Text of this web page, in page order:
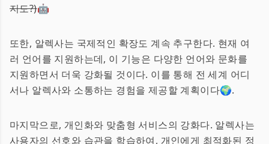
지도?)🤖
또한, 알렉사는 국제적인 확장도 계속 추구한다. 현재 여
러 언어를 지원하는데, 이 기능은 다양한 언어와 문화를
지원하면서 더욱 강화될 것이다. 이를 통해 전 세계 어디
서나 알렉사와 소통하는 경험을 제공할 계획이다🌍.
마지막으로, 개인화와 맞춤형 서비스의 강화다. 알렉사는
사용자의 선호와 습관을 학습하여, 개인에게 최적화된 정